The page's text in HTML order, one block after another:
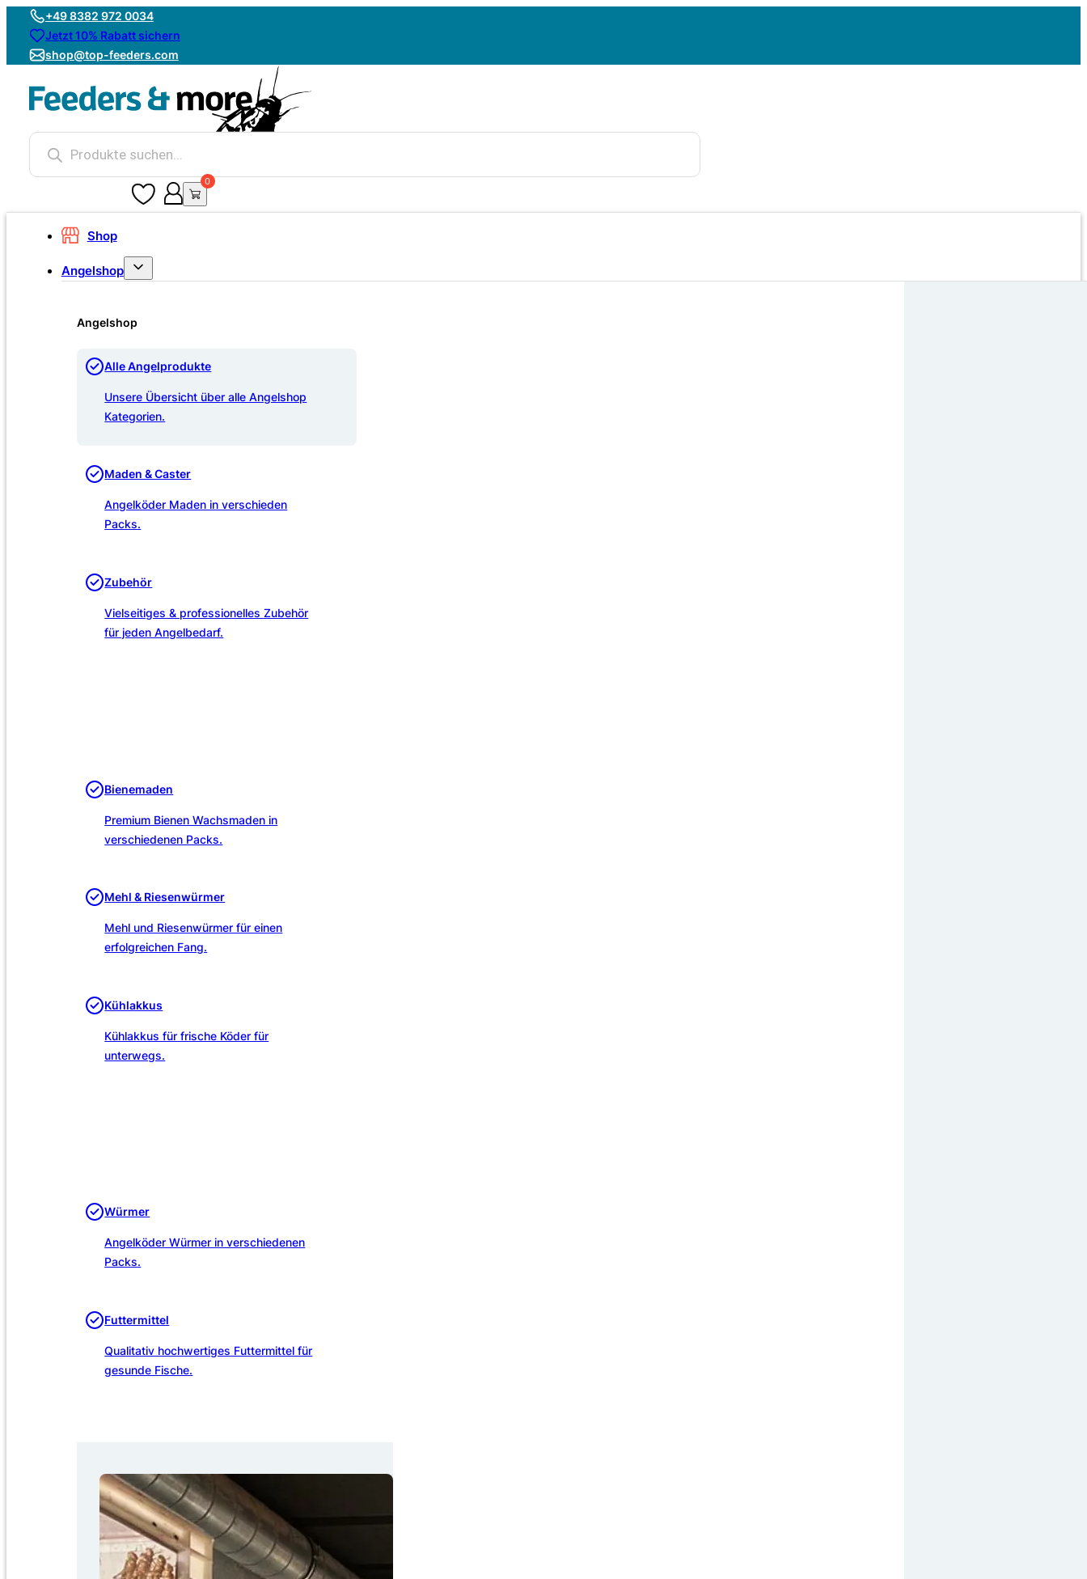
+49 8382 972 0034
Jetzt 10% Rabatt sichern
shop@top-feeders.com
Products
search
0 0
Shop
Angelshop
Angelshop
Alle Angelprodukte
Unsere Übersicht über alle Angelshop
Kategorien.
Maden & Caster
Angelköder Maden in verschieden
Packs.
Zubehör
Vielseitiges & professionelles Zubehör
für jeden Angelbedarf.
Bienemaden
Premium Bienen Wachsmaden in
verschiedenen Packs.
Mehl & Riesenwürmer
Mehl und Riesenwürmer für einen
erfolgreichen Fang.
Kühlakkus
Kühlakkus für frische Köder für
unterwegs.
Würmer
Angelköder Würmer in verschiedenen
Packs.
Futtermittel
Qualitativ hochwertiges Futtermittel für
gesunde Fische.